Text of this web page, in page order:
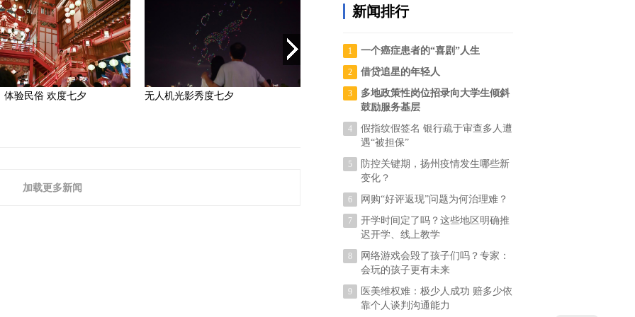
加载更多新闻